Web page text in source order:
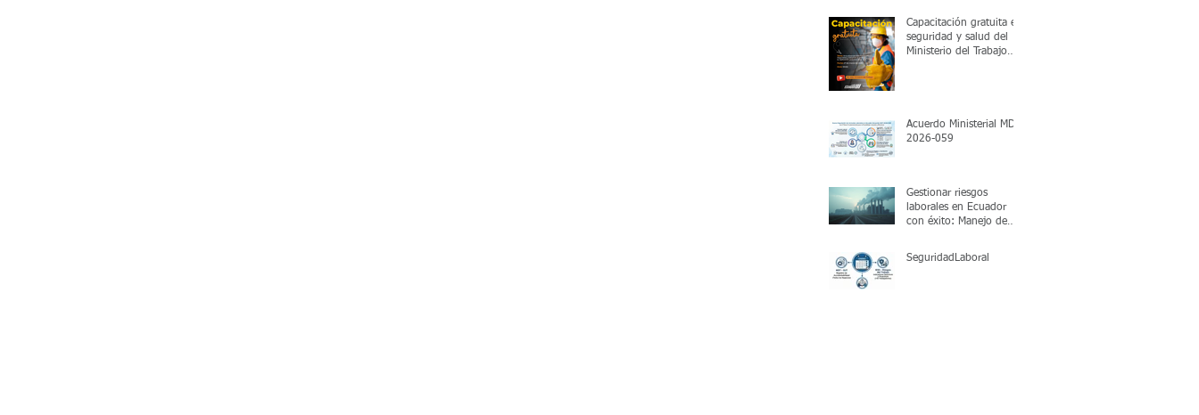
Capacitación gratuita en
seguridad y salud del
Ministerio del Trabajo
Acuerdo Ministerial MDT-
2026-059
Gestionar riesgos
laborales en Ecuador
con éxito: Manejo de
SeguridadLaboral